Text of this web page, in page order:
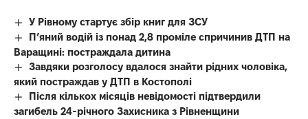
У Рівному стартує збір книг для ЗСУ
П’яний водій із понад 2,8 проміле спричинив ДТП на
Варащині: постраждала дитина
Завдяки розголосу вдалося знайти рідних чоловіка,
який постраждав у ДТП в Костополі
Після кількох місяців невідомості підтвердили
загибель 24-річного Захисника з Рівненщини